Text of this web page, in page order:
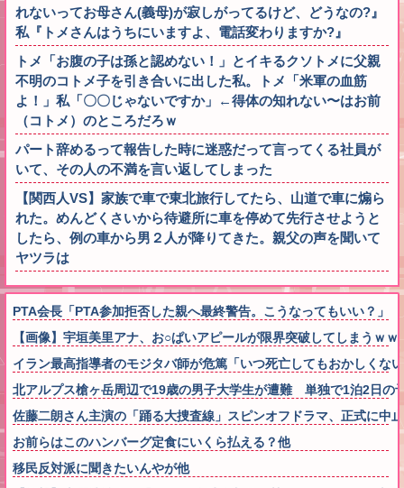
れないってお母さん(義母)が寂しがってるけど、どうなの?』
私『トメさんはうちにいますよ、電話変わりますか?』
トメ「お腹の子は孫と認めない！」とイキるクソトメに父親
不明のコトメ子を引き合いに出した私。トメ「米軍の血筋
よ！」私「〇〇じゃないですか」←得体の知れない〜はお前
（コトメ）のところだろｗ
パート辞めるって報告した時に迷惑だって言ってくる社員が
いて、その人の不満を言い返してしまった
【関西人VS】家族で車で東北旅行してたら、山道で車に煽ら
れた。めんどくさいから待避所に車を停めて先行させようと
したら、例の車から男２人が降りてきた。親父の声を聞いて
ヤツラは
PTA会長「PTA参加拒否した親へ最終警告。こうなってもいい？」
【画像】宇垣美里アナ、お○ぱいアピールが限界突破してしまうｗｗ
イラン最高指導者のモジタバ師が危篤「いつ死亡してもおかしく
北アルプス槍ヶ岳周辺で19歳の男子大学生が遭難 単独で1泊2日
佐藤二朗さん主演の「踊る大捜査線」スピンオフドラマ、正式に中
お前らはこのハンバーグ定食にいくら払える？他
移民反対派に聞きたいんやが他